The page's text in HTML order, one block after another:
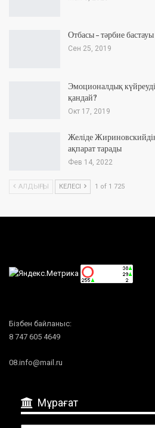
Отбасы – тәрбие бастауы
Сен 25, 2019
Эмоционалдық
қандай?
Окт 17, 2019
Желіде
ақпарат тарады
Фев 14, 2022
АЛДЫҢҒЫ КЕЛЕСІ 1 of 1 725
Бізбен байланыс:
8 747 605 4649
08.info@mail.ru
Мұрағат